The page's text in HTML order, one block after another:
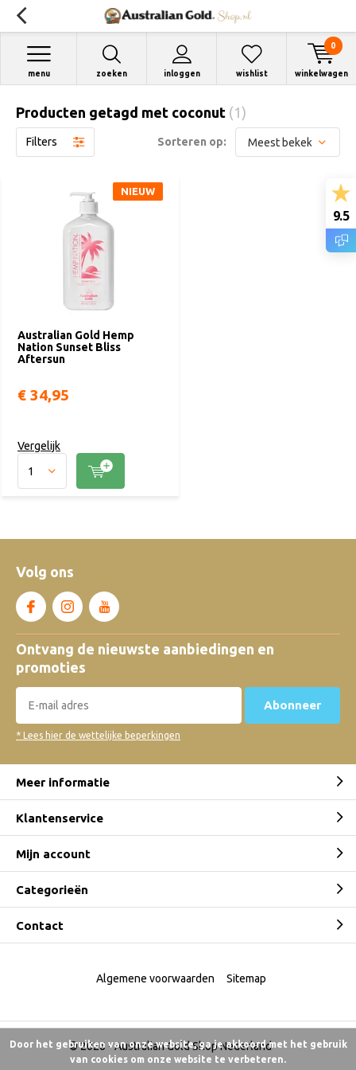
zoeken inloggen
menu wishlist winkelwagen
0
Producten getagd met coconut (1)
Filters Sorteren op:
Australian Gold Hemp
Nation Sunset Bliss
Aftersun
NIEUW
€ 34,95
Vergelijk
Volg ons
Ontvang de nieuwste aanbiedingen en
promoties
Abonneer
* Lees hier de wettelijke beperkingen
Meer informatie
Klantenservice
Mijn account
Categorieën
Contact
© 2026 -Australian Gold Shop Nederland
Algemene voorwaarden Sitemap
9.5
Door het gebruiken van onze website, ga je akkoord met het gebruik
van cookies om onze website te verbeteren.